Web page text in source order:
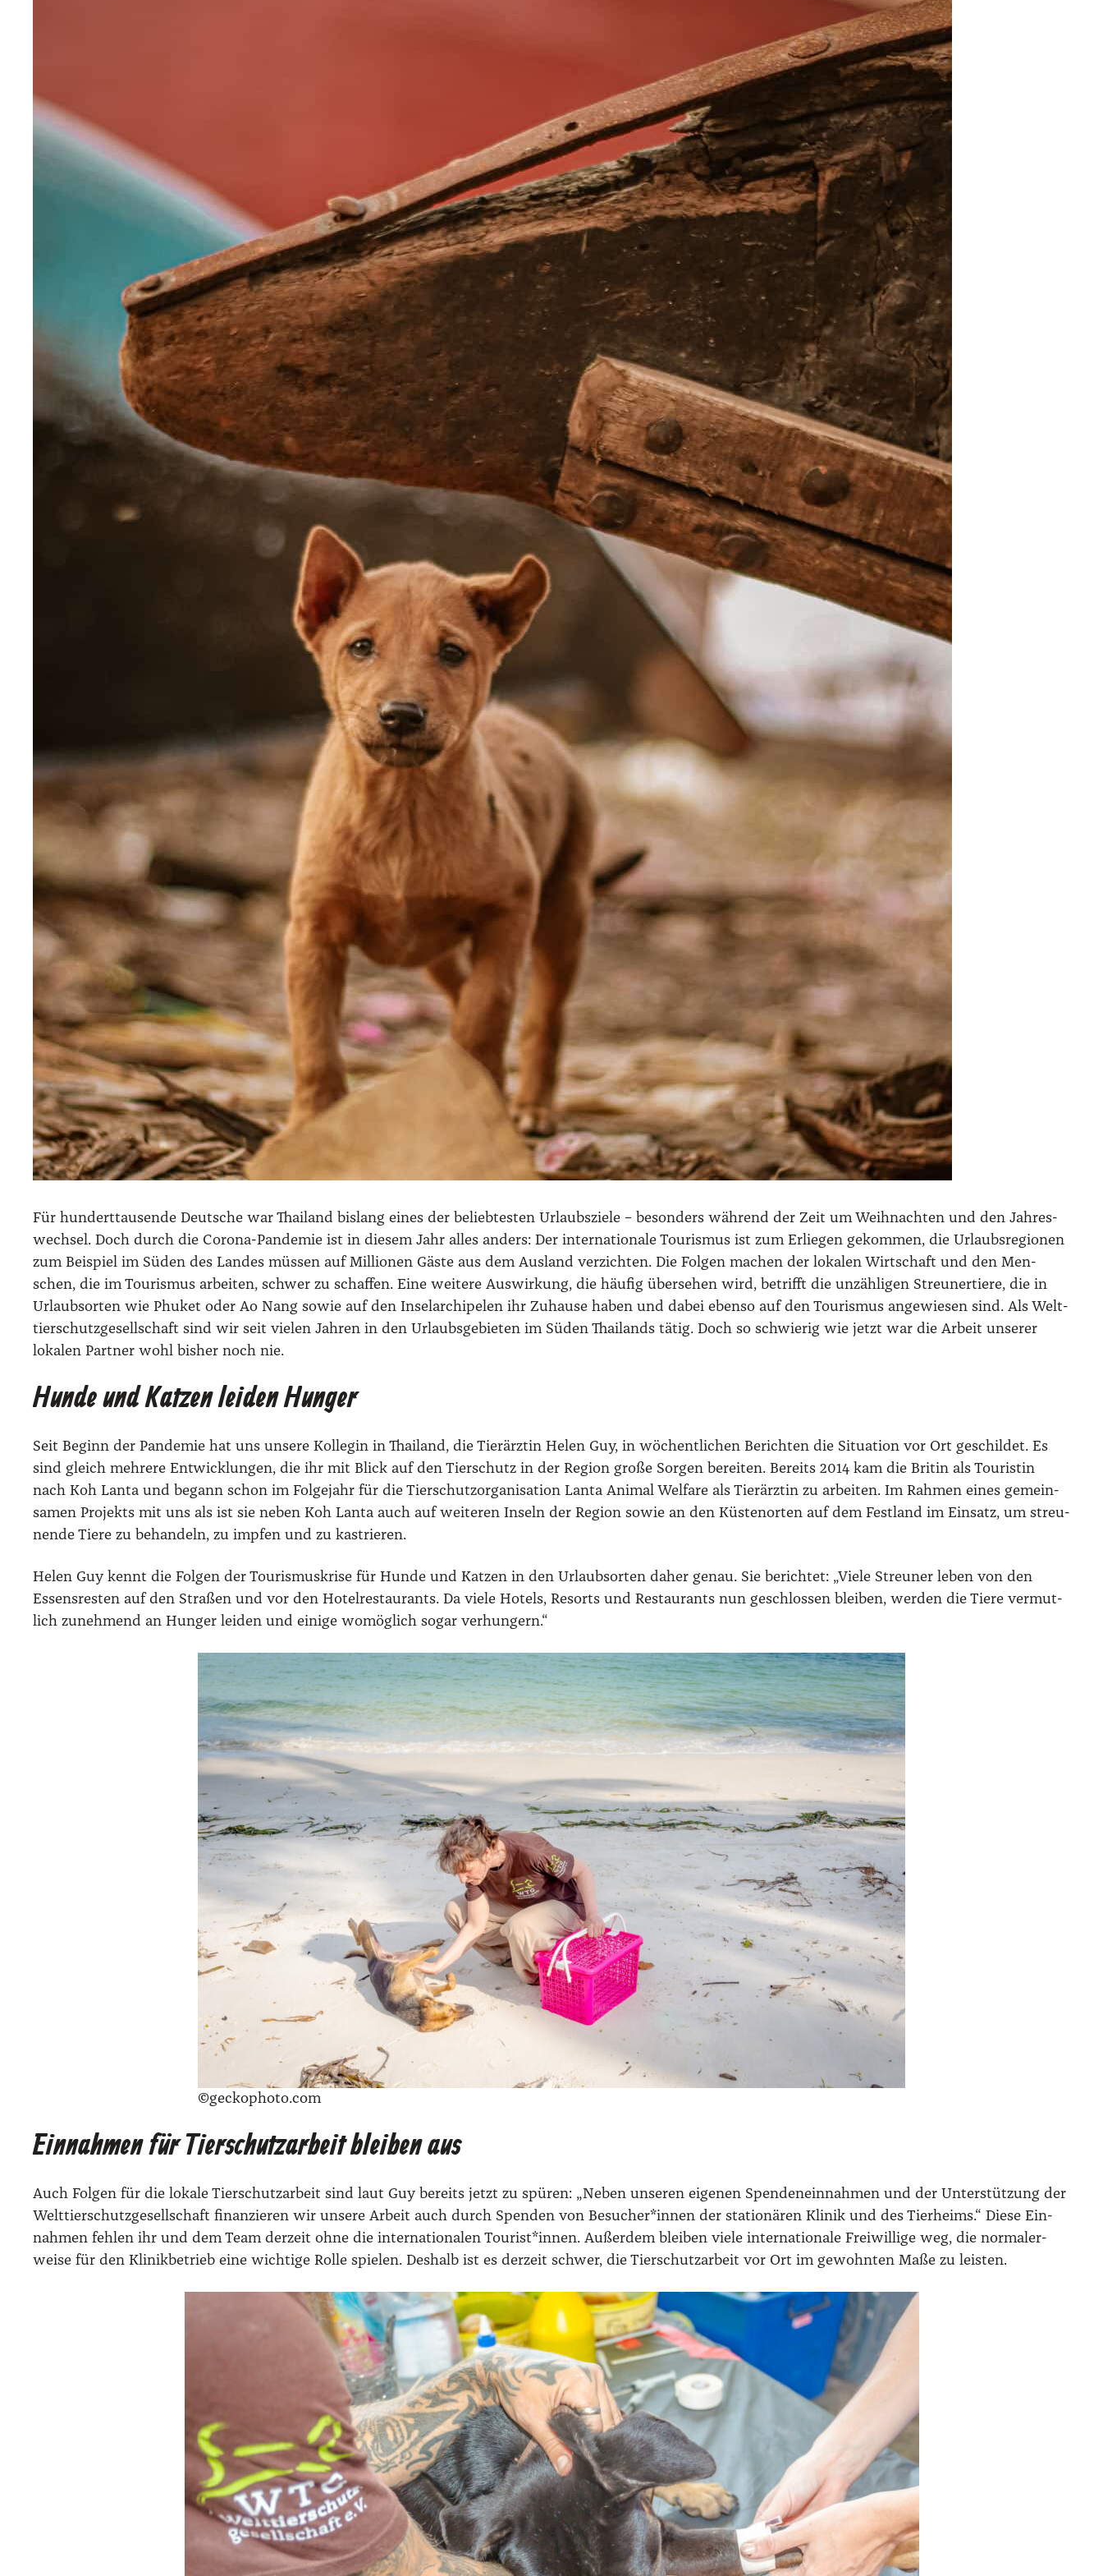
Für hun­dert­tau­sen­de Deut­sche war Thai­land bis­lang eines der belieb­tes­ten Urlaubs­zie­le – beson­ders wäh­rend der Zeit um Weih­nach­ten und den Jah­res­
wech­sel. Doch durch die Coro­na-Pan­de­mie ist in die­sem Jahr alles anders: Der inter­na­tio­na­le Tou­ris­mus ist zum Erlie­gen gekom­men, die Urlaubs­re­gio­nen
zum Bei­spiel im Süden des Lan­des müs­sen auf Mil­lio­nen Gäs­te aus dem Aus­land ver­zich­ten. Die Fol­gen machen der loka­len Wirt­schaft und den Men­
schen, die im Tou­ris­mus arbei­ten, schwer zu schaf­fen. Eine wei­te­re Aus­wir­kung, die häu­fig über­se­hen wird, betrifft die unzäh­li­gen Streu­ner­tie­re, die in
Urlaubs­or­ten wie Phu­ket oder Ao Nang sowie auf den Insel­ar­chi­pe­len ihr Zuhau­se haben und dabei eben­so auf den Tou­ris­mus ange­wie­sen sind. Als Welt­
tier­schutz­ge­sell­schaft sind wir seit vie­len Jah­ren in den Urlaubs­ge­bie­ten im Süden Thai­lands tätig. Doch so schwie­rig wie jetzt war die Arbeit unse­rer
loka­len Part­ner wohl bis­her noch nie.
Hunde und Katzen leiden Hunger
Seit Beginn der Pan­de­mie hat uns unse­re Kol­le­gin in Thai­land, die Tier­ärz­tin Helen Guy, in wöchent­li­chen Berich­ten die Situa­ti­on vor Ort geschil­det. Es
sind gleich meh­re­re Ent­wick­lun­gen, die ihr mit Blick auf den Tier­schutz in der Regi­on gro­ße Sor­gen berei­ten. Bereits 2014 kam die Bri­tin als Tou­ris­tin
nach Koh Lan­ta und begann schon im Fol­ge­jahr für die Tier­schutz­or­ga­ni­sa­ti­on Lan­ta Ani­mal Wel­fa­re als Tier­ärz­tin zu arbei­ten. Im Rah­men eines gemein­
sa­men Pro­jekts mit uns als ist sie neben Koh Lan­ta auch auf wei­te­ren Inseln der Regi­on sowie an den Küs­ten­or­ten auf dem Fest­land im Ein­satz, um streu­
nen­de Tie­re zu behan­deln, zu imp­fen und zu kas­trie­ren.
Helen Guy kennt die Fol­gen der Tou­ris­mus­kri­se für Hun­de und Kat­zen in den Urlaubs­or­ten daher genau. Sie berich­tet: „Vie­le Streu­ner leben von den
Essens­res­ten auf den Stra­ßen und vor den Hotel­re­stau­rants. Da vie­le Hotels, Resorts und Restau­rants nun geschlos­sen blei­ben, wer­den die Tie­re ver­mut­
lich zuneh­mend an Hun­ger lei­den und eini­ge womög­lich sogar ver­hun­gern.“
©geckophoto.com
Einnahmen für Tierschutzarbeit bleiben aus
Auch Fol­gen für die loka­le Tier­schutz­ar­beit sind laut Guy bereits jetzt zu spü­ren: „Neben unse­ren eige­nen Spen­den­ein­nah­men und der Unter­stüt­zung der
Welt­tier­schutz­ge­sell­schaft finan­zie­ren wir unse­re Arbeit auch durch Spen­den von Besucher*innen der sta­tio­nä­ren Kli­nik und des Tier­heims.“ Die­se Ein­
nah­men feh­len ihr und dem Team der­zeit ohne die inter­na­tio­na­len Tourist*innen. Außer­dem blei­ben vie­le inter­na­tio­na­le Frei­wil­li­ge weg, die nor­ma­ler­
wei­se für den Kli­nik­be­trieb eine wich­ti­ge Rol­le spie­len. Des­halb ist es der­zeit schwer, die Tier­schutz­ar­beit vor Ort im gewohn­ten Maße zu leis­ten.